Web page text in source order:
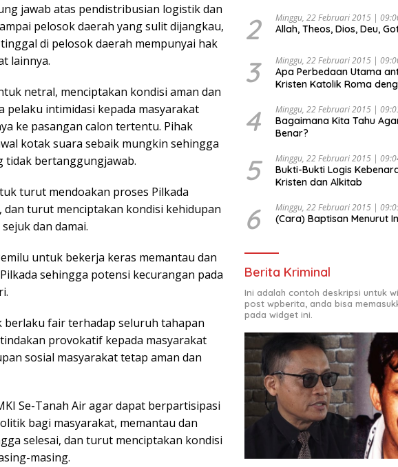
jawab atas pendistribusian logistik dan
pelosok daerah yang sulit dijangkau,
di pelosok daerah mempunyai hak
lainnya.
netral, menciptakan kondisi aman dan
pelaku intimidasi kepada masyarakat
ke pasangan calon tertentu. Pihak
kotak suara sebaik mungkin sehingga
tidak bertanggungjawab.
turut mendoakan proses Pilkada
dan turut menciptakan kondisi kehidupan
dan damai.
untuk bekerja keras memantau dan
sehingga potensi kecurangan pada
berlaku fair terhadap seluruh tahapan
provokatif kepada masyarakat
sosial masyarakat tetap aman dan
Se-Tanah Air agar dapat berpartisipasi
bagi masyarakat, memantau dan
selesai, dan turut menciptakan kondisi
masing.
Djojohadikusumo Anti
(Pergolakan Ekonomi
Undang Perekonomian
Kesejahteraan Sosial
Bangsa Menuju Indonesia
2 Minggu, 22 Februari 2015 |
Allah, Theos, Dios, Deu,
3 Minggu, 22 Februari 2015 |
Apa Perbedaan Utama
Kristen Katolik Roma
4 Minggu, 22 Februari 2015 |
Bagaimana Kita Tahu
Benar?
5 Minggu, 22 Februari 2015 |
Bukti-Bukti Logis
Kristen dan Alkitab
6 Minggu, 22 Februari 2015 |
(Cara) Baptisan Menurut
Berita Kriminal
Ini adalah contoh deskripsi untuk
post wpberita, anda bisa
pada widget ini.